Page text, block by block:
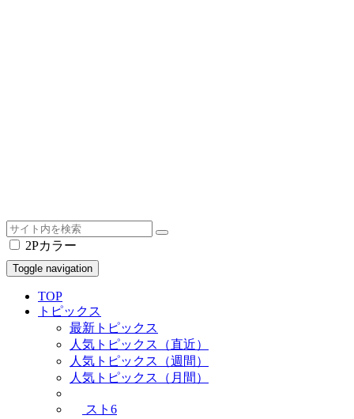
2Pカラー
Toggle navigation
TOP
トピックス
最新トピックス
人気トピックス（直近）
人気トピックス（週間）
人気トピックス（月間）
スト6